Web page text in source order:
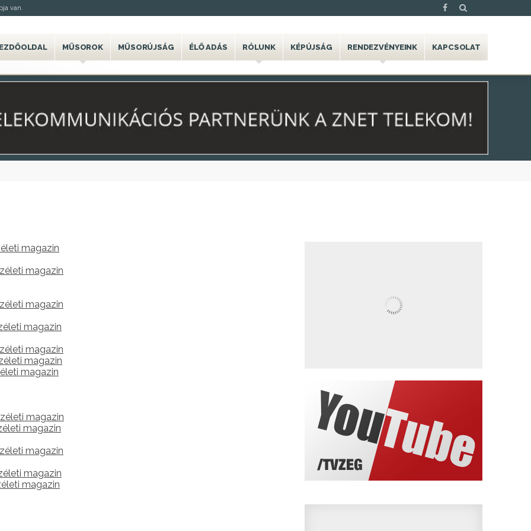
van.
MŰSOROK MŰSORÚJSÁG ÉLŐ ADÁS RÓLUNK KÉPÚJSÁG RENDEZVÉNYEINK KAPCSOLAT
magazin
magazin
magazin
magazin
magazin
magazin
magazin
magazin
magazin
magazin
magazin
magazin